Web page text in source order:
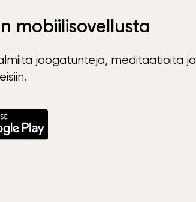
mobiilisovellusta
joogatunteja, meditaatioita ja